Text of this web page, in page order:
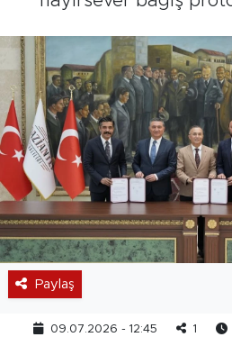
Paylaş
09.07.2026 - 12:45 1